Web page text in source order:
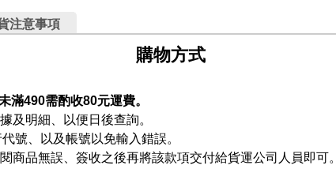
注意事項
購物方式
490需酌收80元運費。
及明細、以便日後查詢。
號、以及帳號以免輸入錯誤。
商品無誤、簽收之後再將該款項交付給貨運公司人員即可。